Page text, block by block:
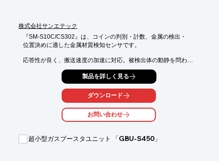
株式会社サンエテック
『SM-S10C/CS302』は、コインの判別・計数、金属の検出・
位置決めに適した金属材質検知センサです。
応答性が良く、搬送速度の加速に対応。被検出体の動静を問わず
忠実に検出します。
また、パイプ内を通過する金属体を検出する「通過型計数セン
サ」をはじめ、
「磁気式回転センサ」や「アンプ内蔵磁気式スペースセンサ」な
ラインアップしています。
■高感度差動形磁気センサ
製品を詳しく見る
ダウンロード
お問い合わせ
超小型ガスブースタユニット 「GBU-S450」